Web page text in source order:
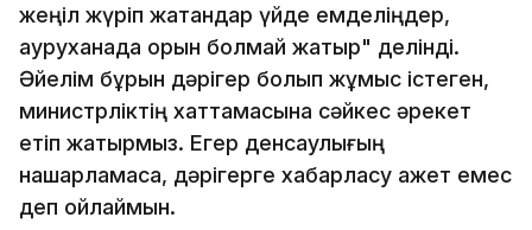
жеңіл жүріп жатқандар үйде емделіңдер,
ауруханада орын болмай жатыр" делінді.
Әйелім бұрын дәрігер болып жұмыс істеген,
министрліктің хаттамасына сәйкес әрекет
етіп жатырмыз. Егер денсаулығың
нашарламаса, дәрігерге хабарласу қажет емес
деп ойлаймын.